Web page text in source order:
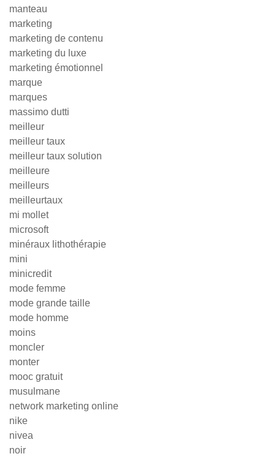
manteau
marketing
marketing de contenu
marketing du luxe
marketing émotionnel
marque
marques
massimo dutti
meilleur
meilleur taux
meilleur taux solution
meilleure
meilleurs
meilleurtaux
mi mollet
microsoft
minéraux lithothérapie
mini
minicredit
mode femme
mode grande taille
mode homme
moins
moncler
monter
mooc gratuit
musulmane
network marketing online
nike
nivea
noir